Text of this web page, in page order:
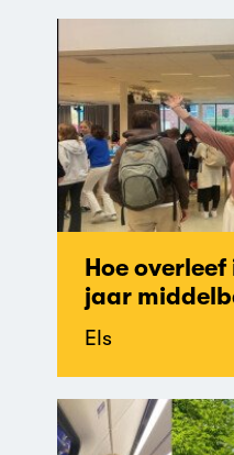
Hoe
jaar
Els